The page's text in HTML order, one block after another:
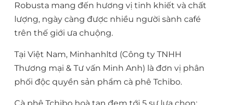
Robusta mang đến hương vị tinh khiết và chất
lượng, ngày càng được nhiều người sành café
trên thế giới ưa chuộng.
Tại Việt Nam, Minhanhltd (Công ty TNHH
Thương mại & Tư vấn Minh Anh) là đơn vị phân
phối độc quyền sản phẩm cà phê Tchibo.